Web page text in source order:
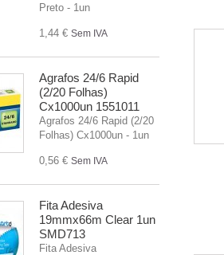
Preto - 1un
1,44 € Sem IVA
Agrafos 24/6 Rapid
(2/20 Folhas)
Cx1000un 1551011
Agrafos 24/6 Rapid (2/20
Folhas) Cx1000un - 1un
0,56 € Sem IVA
Fita Adesiva
19mmx66m Clear 1un
SMD713
Fita Adesiva